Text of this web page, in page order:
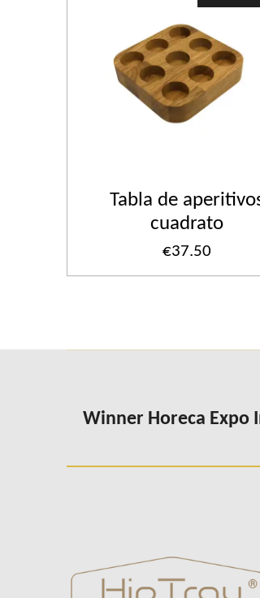
Tabla de
cuadrato
€37.50
Winner Horeca